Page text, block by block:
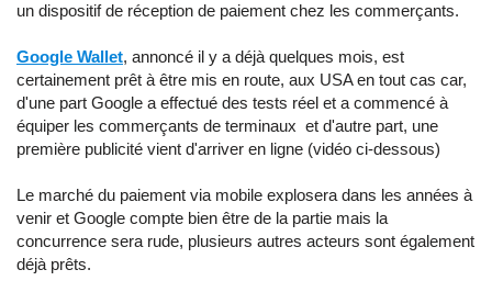
un dispositif de réception de paiement chez les commerçants.
Google Wallet, annoncé il y a déjà quelques mois, est
certainement prêt à être mis en route, aux USA en tout cas car,
d'une part Google a effectué des tests réel et a commencé à
équiper les commerçants de terminaux et d'autre part, une
première publicité vient d'arriver en ligne (vidéo ci-dessous)
Le marché du paiement via mobile explosera dans les années à
venir et Google compte bien être de la partie mais la
concurrence sera rude, plusieurs autres acteurs sont également
déjà prêts.